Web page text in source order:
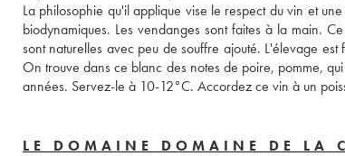
La philosophie qu'il applique vise le respect du vin et
biodynamiques. Les vendanges sont faites à la main.
sont naturelles avec peu de souffre ajouté. L'élevage
On trouve dans ce blanc des notes de poire, pomme,
années. Servez-le à 10-12°C. Accordez ce vin à un
LE DOMAINE DOMAINE DE LA